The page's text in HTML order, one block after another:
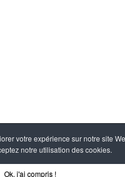
votre expérience sur notre site
notre utilisation des cookies.
Ok, j'ai compris !